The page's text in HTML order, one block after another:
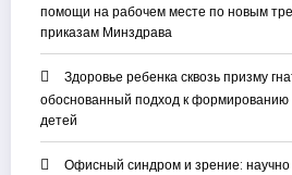
помощи на рабочем месте по новым
приказам Минздрава
Здоровье ребенка сквозь призму
обоснованный подход к формированию
детей
Офисный синдром и зрение: